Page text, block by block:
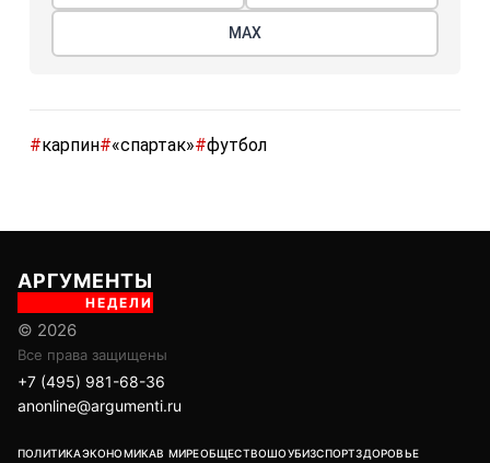
МАХ
#карпин#«спартак»#футбол
АРГУМЕНТЫ
НЕДЕЛИ
© 2026
Все права защищены
+7 (495) 981-68-36
anonline@argumenti.ru
ПОЛИТИКАЭКОНОМИКАВ МИРЕОБЩЕСТВОШОУБИЗСПОРТЗДОРОВЬЕ